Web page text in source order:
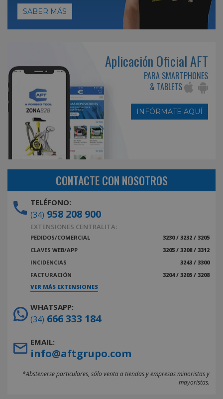
SABER MÁS
Aplicación Oficial AFT
PARA SMARTPHONES
& TABLETS
INFÓRMATE AQUÍ
CONTACTE CON NOSOTROS
TELÉFONO:
(34) 958 208 900
EXTENSIONES CENTRALITA:
PEDIDOS/COMERCIAL
3230 / 3232 / 3205
CLAVES WEB/APP
3205 / 3208 / 3312
INCIDENCIAS
3243 / 3300
FACTURACIÓN
3204 / 3205 / 3208
VER MÁS EXTENSIONES
WHATSAPP:
(34) 666 333 184
EMAIL:
info@aftgrupo.com
*Abstenerse particulares, sólo venta a tiendas y empresas minoristas y
mayoristas.